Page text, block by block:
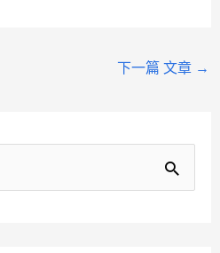
下一篇 文章 →